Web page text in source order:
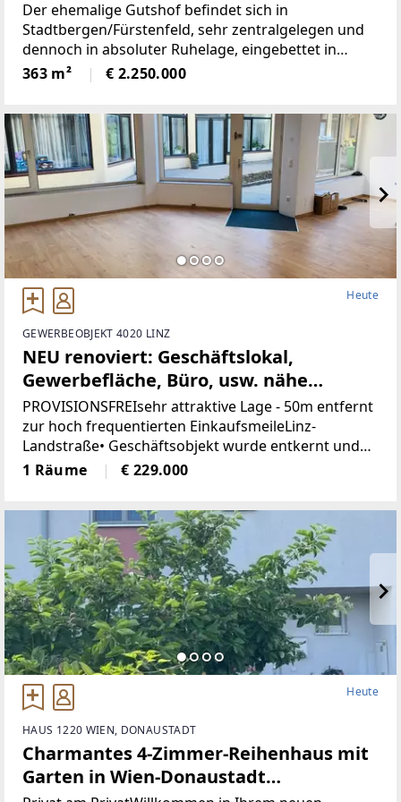
Der ehemalige Gutshof befindet sich in
Stadtbergen/Fürstenfeld, sehr zentralgelegen und
dennoch in absoluter Ruhelage, eingebettet in
wunderbare Natur.Die Liegenschaft bietet ein hohes
Maß an Privatsphäre, versprüht
363 m² € 2.250.000
Heute
GEWERBEOBJEKT 4020 LINZ
NEU renoviert: Geschäftslokal,
Gewerbefläche, Büro, usw. nähe
Landstrasse-Linz (Provisionsfrei)
PROVISIONSFREIsehr attraktive Lage - 50m entfernt
zur hoch frequentierten EinkaufsmeileLinz-
Landstraße• Geschäftsobjekt wurde entkernt und
generalsaniert• Klimatisiert (Klimaanlage)• neue
Böden, neue Heizkörper•
1 Räume € 229.000
Heute
HAUS 1220 WIEN, DONAUSTADT
Charmantes 4-Zimmer-Reihenhaus mit
Garten in Wien-Donaustadt